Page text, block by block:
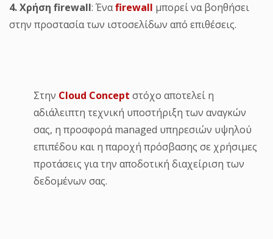
4. Χρήση firewall: Έναfirewall μπορεί να βοηθήσει
στην προστασία των ιστοσελίδων από επιθέσεις.
Στην Cloud Concept στόχο αποτελεί η
αδιάλειπτη τεχνική υποστήριξη των αναγκών
σας, η προσφορά managed υπηρεσιών υψηλού
επιπέδου και η παροχή πρόσβασης σε χρήσιμες
προτάσεις για την αποδοτική διαχείριση των
δεδομένων σας.